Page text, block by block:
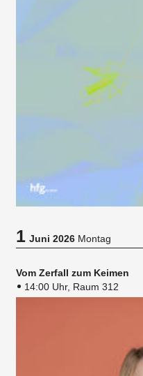
1Juni 2026 Montag
Vom Zerfall zum Keimen
14:00 Uhr, Raum 312